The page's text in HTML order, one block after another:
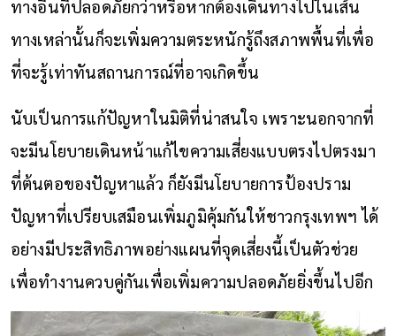
ทางอื่นที่ปลอดภัยกว่าหรือหากต้องเดินทางไปในเส้น
ทางเหล่านั้นก็จะเพิ่มความตระหนักรู้ถึงสภาพพื้นที่เพื่อ
ที่จะรู้เท่าทันสถานการณ์ที่อาจเกิดขึ้น
นับเป็นการแก้ปัญหาในมิติที่น่าสนใจ เพราะนอกจากที่
จะมีนโยบายเดินหน้าแก้ไขความเสี่ยงแบบตรงไปตรงมา
ที่ต้นตอของปัญหาแล้ว ก็ยังมีนโยบายการป้องปราม
ปัญหาที่เปรียบเสมือนเพิ่มภูมิคุ้มกันให้ชาวกรุงเทพฯ ได้
อย่างมีประสิทธิภาพอย่างแผนที่จุดเสี่ยงนี้เป็นตัวช่วย
เพื่อทำงานควบคู่กันเพื่อเพิ่มความปลอดภัยยิ่งขึ้นไปอีก